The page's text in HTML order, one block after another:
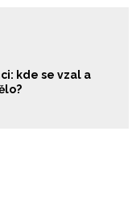
kde se vzal a